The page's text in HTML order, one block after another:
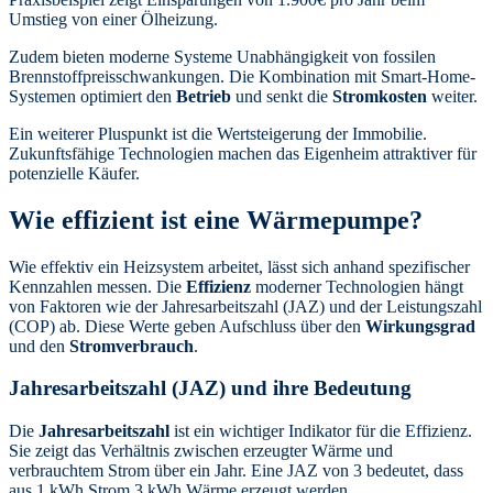
Umstieg von einer Ölheizung.
Zudem bieten moderne Systeme Unabhängigkeit von fossilen
Brennstoffpreisschwankungen. Die Kombination mit Smart-Home-
Systemen optimiert den Betrieb und senkt die Stromkosten weiter.
Ein weiterer Pluspunkt ist die Wertsteigerung der Immobilie.
Zukunftsfähige Technologien machen das Eigenheim attraktiver für
potenzielle Käufer.
Wie effizient ist eine Wärmepumpe?
Wie effektiv ein Heizsystem arbeitet, lässt sich anhand spezifischer
Kennzahlen messen. Die Effizienz moderner Technologien hängt
von Faktoren wie der Jahresarbeitszahl (JAZ) und der Leistungszahl
(COP) ab. Diese Werte geben Aufschluss über den Wirkungsgrad
und den Stromverbrauch.
Jahresarbeitszahl (JAZ) und ihre Bedeutung
Die Jahresarbeitszahl ist ein wichtiger Indikator für die Effizienz.
Sie zeigt das Verhältnis zwischen erzeugter Wärme und
verbrauchtem Strom über ein Jahr. Eine JAZ von 3 bedeutet, dass